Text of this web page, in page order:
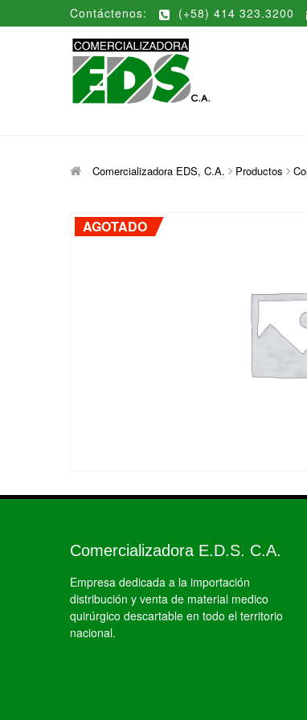
Contáctenos: (+58) 414 323.3200
Comercializadora EDS, C.A. Productos
AGOTADO
Comercializadora E.D.S. C.A.
Empresa dedicada a la importación
distribución y venta de material medico
quirúrgico descartable en todo el territorio
nacional.